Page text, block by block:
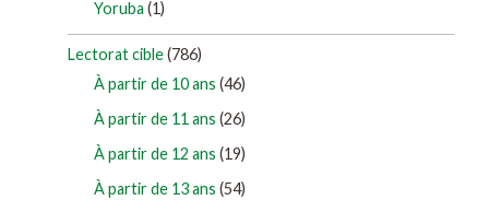
Yoruba (1)
Lectorat cible(786)
À partir de 10 ans (46)
À partir de 11 ans (26)
À partir de 12 ans (19)
À partir de 13 ans (54)